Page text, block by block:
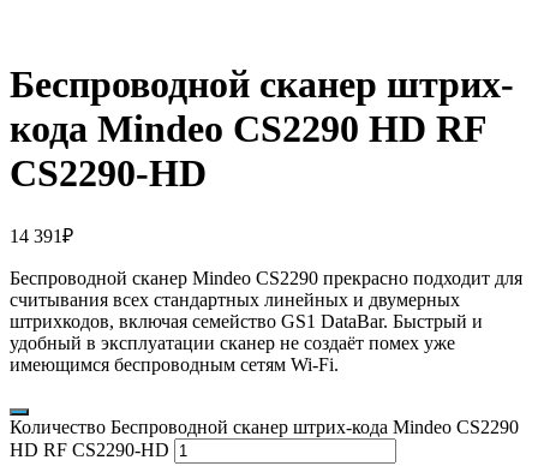
Беспроводной сканер штрих-
кода Mindeo CS2290 HD RF
CS2290-HD
14 391₽
Беспроводной сканер Mindeo CS2290 прекрасно подходит для
считывания всех стандартных линейных и двумерных
штрихкодов, включая семейство GS1 DataBar. Быстрый и
удобный в эксплуатации сканер не создаёт помех уже
имеющимся беспроводным сетям Wi-Fi.
Количество Беспроводной сканер штрих-кода Mindeo CS2290
HD RF CS2290-HD